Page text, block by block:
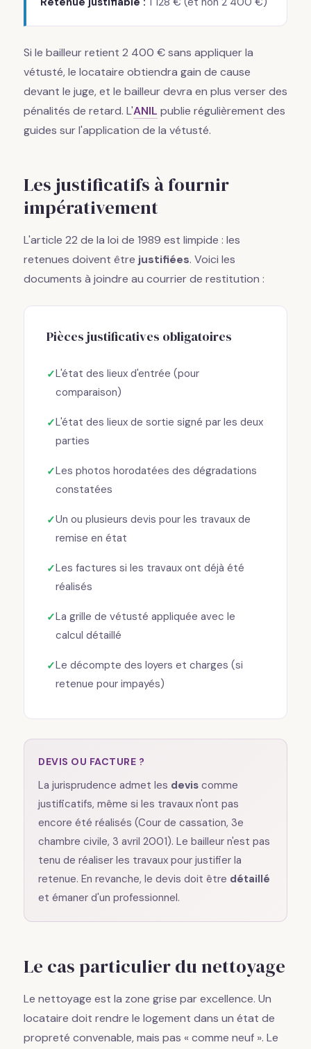
Si le bailleur retient 2 400 € sans appliquer la
vétusté, le locataire obtiendra gain de cause
devant le juge, et le bailleur devra en plus verser des
pénalités de retard. L'ANIL publie régulièrement des
guides sur l'application de la vétusté.
Les justificatifs à fournir
impérativement
L'article 22 de la loi de 1989 est limpide : les
retenues doivent être justifiées. Voici les
documents à joindre au courrier de restitution :
Pièces justificatives obligatoires
L'état des lieux d'entrée (pour
comparaison)
L'état des lieux de sortie signé par les deux
parties
Les photos horodatées des dégradations
constatées
Un ou plusieurs devis pour les travaux de
remise en état
Les factures si les travaux ont déjà été
réalisés
La grille de vétusté appliquée avec le
calcul détaillé
Le décompte des loyers et charges (si
retenue pour impayés)
DEVIS OU FACTURE ?
La jurisprudence admet les devis comme
justificatifs, même si les travaux n'ont pas
encore été réalisés (Cour de cassation, 3e
chambre civile, 3 avril 2001). Le bailleur n'est pas
tenu de réaliser les travaux pour justifier la
retenue. En revanche, le devis doit être détaillé
et émaner d'un professionnel.
Le cas particulier du nettoyage
Le nettoyage est la zone grise par excellence. Un
locataire doit rendre le logement dans un état de
propreté convenable, mais pas « comme neuf ». Le